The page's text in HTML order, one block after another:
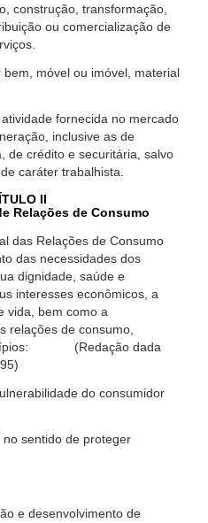
construção, transformação,
ou comercialização de
bem, móvel ou imóvel, material
fornecida no mercado
inclusive as de
de crédito e securitária, salvo
caráter trabalhista.
II
Relações de Consumo
das Relações de Consumo
das necessidades dos
dignidade, saúde e
interesses econômicos, a
vida, bem como a
relações de consumo,
(Redação dada
do consumidor
sentido de proteger
e desenvolvimento de